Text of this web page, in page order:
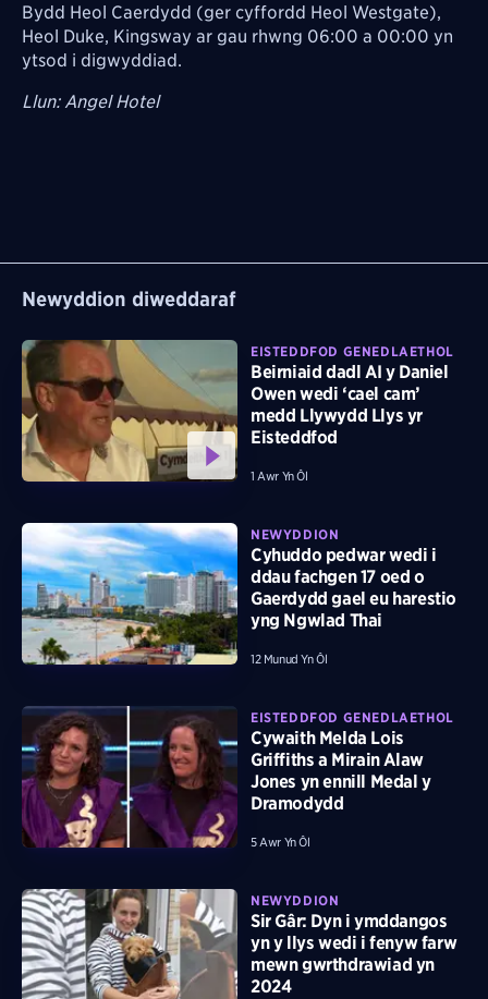
Bydd Heol Caerdydd (ger cyffordd Heol Westgate),
Heol Duke, Kingsway ar gau rhwng 06:00 a 00:00 yn
ytsod i digwyddiad.
Llun: Angel Hotel
Newyddion diweddaraf
EISTEDDFOD GENEDLAETHOL
Beirniaid dadl AI y Daniel
Owen wedi ‘cael cam’
medd Llywydd Llys yr
Eisteddfod
1 Awr Yn Ôl
NEWYDDION
Cyhuddo pedwar wedi i
ddau fachgen 17 oed o
Gaerdydd gael eu harestio
yng Ngwlad Thai
12 Munud Yn Ôl
EISTEDDFOD GENEDLAETHOL
Cywaith Melda Lois
Griffiths a Mirain Alaw
Jones yn ennill Medal y
Dramodydd
5 Awr Yn Ôl
NEWYDDION
Sir Gâr: Dyn i ymddangos
yn y llys wedi i fenyw farw
mewn gwrthdrawiad yn
2024